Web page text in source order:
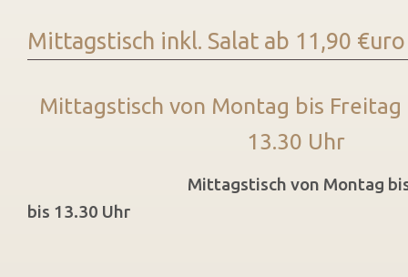
Mittagstisch inkl. Salat ab 11,90 €uro
Mittagstisch von Montag bis Freitag
13.30 Uhr
Mittagstisch von Montag bis
bis 13.30 Uhr